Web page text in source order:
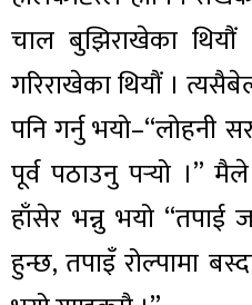
चाल बुझिराखेका
गरिराखेका थियौं ।
पनि गर्नु भयो–“लोहनी
पूर्व पठाउनु पर्‍यो ।”
हाँसेर भन्नु भयो “तपाई
हुन्छ, तपाइँ रोल्पामा